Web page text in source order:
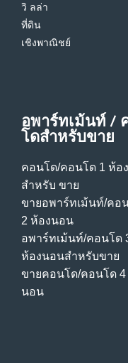
วิ ลล่า
ที่ดิน
เชิงพาณิชย์
อพาร์ทเม้นท์ /
โดสําหรับขาย
คอนโด/คอนโด 1 ห้อ
สําหรับ ขาย
ขายอพาร์ทเม้นท์/คอ
2 ห้องนอน
อพาร์ทเม้นท์/คอนโด
ห้องนอนสําหรับขาย
ขายคอนโด/คอนโด 4
นอน